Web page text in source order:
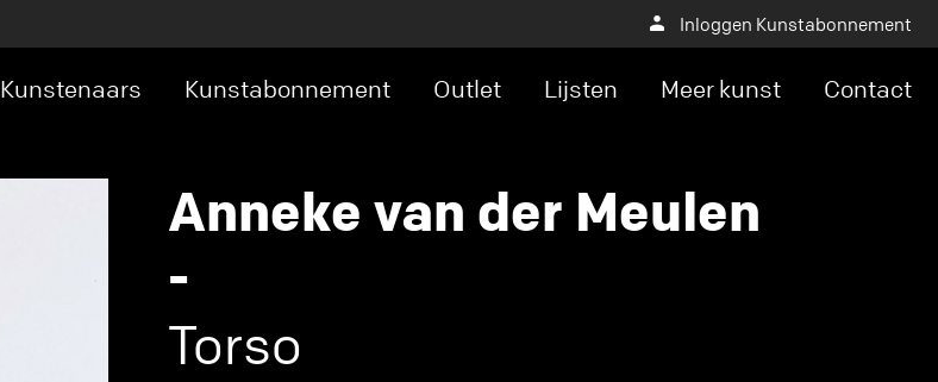
Inloggen Kunstabonnement
Kunstenaars Kunstabonnement Outlet Lijsten Meer kunst Contact
Anneke van der Meulen
-
Torso